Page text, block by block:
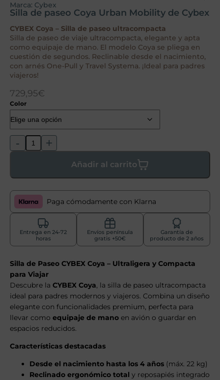
Marca: Cybex
Silla de paseo Coya Urban Mobility de Cybex
CYBEX Coya – Silla de paseo ultracompacta
Silla de paseo de viaje ultracompacta, elegante y apta
como equipaje de mano. El modelo Coya se pliega en
cuestión de segundos. Reclinable desde el nacimiento,
con arnés One-Pull y Travel Systema. ¡Ideal para padres
viajeros!
729,95€
Color
- +
Añadir al carrito
Paga cómodamente con Klarna
Entrega en 24-72
horas
Envíos península
gratis +50€
Garantía de
producto de 2 años
Silla de Paseo CYBEX Coya – Ultraligera y Compacta
para Viajar
Descubre la CYBEX Coya, la silla de paseo ultracompacta
ideal para padres modernos y viajeros. Combina un diseño
elegante con funcionalidades premium, perfecta para
llevar como equipaje de mano en avión o guardar en
espacios reducidos.
Características destacadas
Desde el nacimiento hasta los 4 años (máx. 22 kg)
Reclinado ergonómico total y reposapiés integrado